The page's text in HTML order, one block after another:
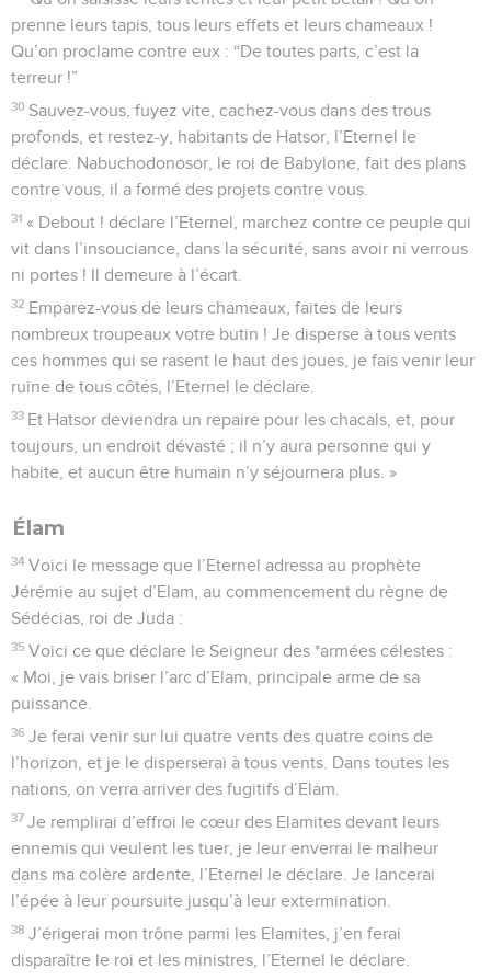
prenne leurs tapis, tous leurs effets et leurs chameaux !
Qu’on proclame contre eux : “De toutes parts, c’est la
terreur !”
30 Sauvez-vous, fuyez vite, cachez-vous dans des trous
profonds, et restez-y, habitants de Hatsor, l’Eternel le
déclare. Nabuchodonosor, le roi de Babylone, fait des plans
contre vous, il a formé des projets contre vous.
31 « Debout ! déclare l’Eternel, marchez contre ce peuple qui
vit dans l’insouciance, dans la sécurité, sans avoir ni verrous
ni portes ! Il demeure à l’écart.
32 Emparez-vous de leurs chameaux, faites de leurs
nombreux troupeaux votre butin ! Je disperse à tous vents
ces hommes qui se rasent le haut des joues, je fais venir leur
ruine de tous côtés, l’Eternel le déclare.
33 Et Hatsor deviendra un repaire pour les chacals, et, pour
toujours, un endroit dévasté ; il n’y aura personne qui y
habite, et aucun être humain n’y séjournera plus. »
Élam
34 Voici le message que l’Eternel adressa au prophète
Jérémie au sujet d’Elam, au commencement du règne de
Sédécias, roi de Juda :
35 Voici ce que déclare le Seigneur des *armées célestes :
« Moi, je vais briser l’arc d’Elam, principale arme de sa
puissance.
36 Je ferai venir sur lui quatre vents des quatre coins de
l’horizon, et je le disperserai à tous vents. Dans toutes les
nations, on verra arriver des fugitifs d’Elam.
37 Je remplirai d’effroi le cœur des Elamites devant leurs
ennemis qui veulent les tuer, je leur enverrai le malheur
dans ma colère ardente, l’Eternel le déclare. Je lancerai
l’épée à leur poursuite jusqu’à leur extermination.
38 J’érigerai mon trône parmi les Elamites, j’en ferai
disparaître le roi et les ministres, l’Eternel le déclare.